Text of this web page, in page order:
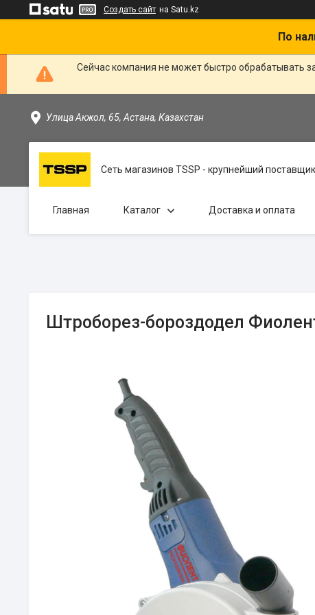
Создать сайт на Satu.kz
По
Сейчас компания не может быстро обрабатывать
Улица Акжол, 65, Астана, Казахстан
Сеть магазинов TSSP - крупнейший
Главная Каталог Доставка и оплата
Штроборез-бороздодел